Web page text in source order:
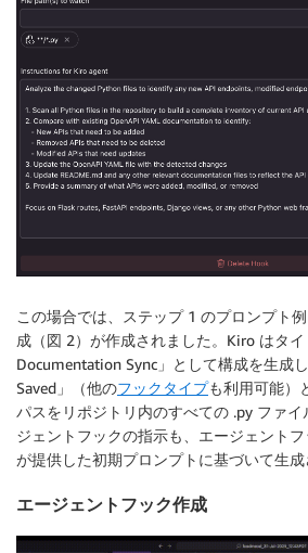
この場合では、ステップ 1 のプロンプト
成（図 2）が作成されました。Kiro はタイ
Documentation Sync」として構成を生成
Saved」（他のフックタイプも利用可能）
パスをリポジトリ内のすべての .py ファ
ジェントフックの指示も、エージェント
が提供した初期プロンプトに基づいて生成
エージェントフック作成